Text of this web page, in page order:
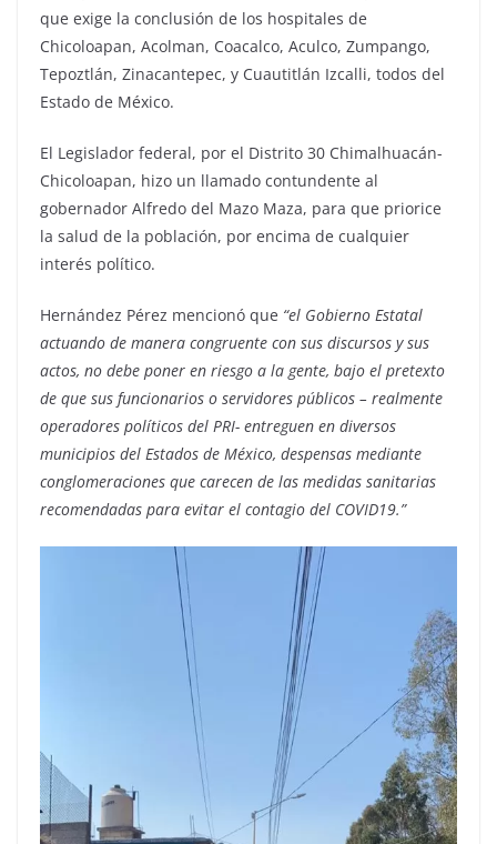
que exige la conclusión de los hospitales de
Chicoloapan, Acolman, Coacalco, Aculco, Zumpango,
Tepoztlán, Zinacantepec, y Cuautitlán Izcalli, todos del
Estado de México.
El Legislador federal, por el Distrito 30 Chimalhuacán-
Chicoloapan, hizo un llamado contundente al
gobernador Alfredo del Mazo Maza, para que priorice
la salud de la población, por encima de cualquier
interés político.
Hernández Pérez mencionó que “el Gobierno Estatal
actuando de manera congruente con sus discursos y sus
actos, no debe poner en riesgo a la gente, bajo el pretexto
de que sus funcionarios o servidores públicos – realmente
operadores políticos del PRI- entreguen en diversos
municipios del Estados de México, despensas mediante
conglomeraciones que carecen de las medidas sanitarias
recomendadas para evitar el contagio del COVID19.”